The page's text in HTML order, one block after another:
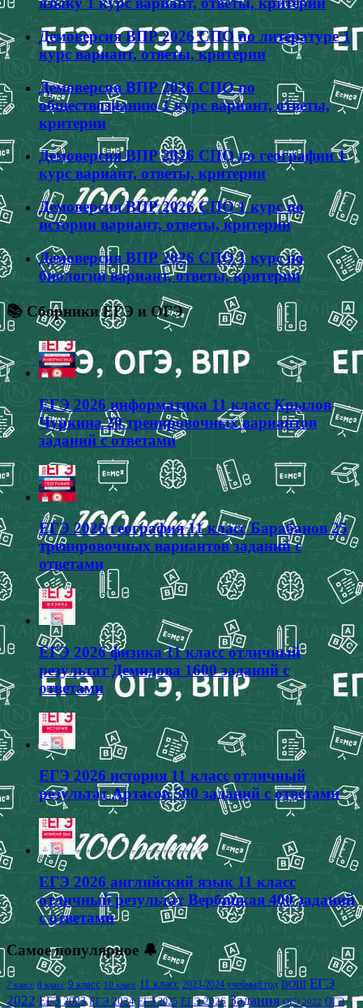
Демоверсия ВПР 2026 СПО по литературе 1
курс вариант, ответы, критерии
Демоверсия ВПР 2026 СПО по
обществознанию 1 курс вариант, ответы,
критерии
Демоверсия ВПР 2026 СПО по географии 1
курс вариант, ответы, критерии
Демоверсия ВПР 2026 СПО 1 курс по
истории вариант, ответы, критерии
Демоверсия ВПР 2026 СПО 1 курс по
биологии вариант, ответы, критерии
📚 Сборники ЕГЭ и ОГЭ
ЕГЭ 2026 информатика 11 класс Крылов
Чуркина 20 тренировочных вариантов
заданий с ответами
ЕГЭ 2026 география 11 класс Барабанов 25
тренировочных вариантов заданий с
ответами
ЕГЭ 2026 физика 11 класс отличный
результат Демидова 1600 заданий с
ответами
ЕГЭ 2026 история 11 класс отличный
результат Артасов 500 заданий с ответами
ЕГЭ 2026 английский язык 11 класс
отличный результат Вербицкая 400 заданий
с ответами
Самое популярное 🔔
7 класс 8 класс 9 класс 10 класс 11 класс 2023-2024 учебный год ВОШ ЕГЭ
2022 ЕГЭ 2023 ЕГЭ 2024 ЕГЭ 2025 ЕГЭ 2026 Задания ОГЭ 2022 ОГЭ